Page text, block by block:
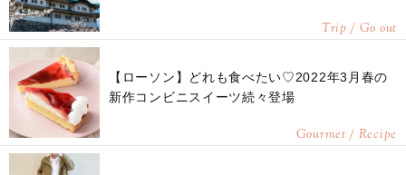
Trip / Go out
【ローソン】どれも食べたい♡2022年3月春の
新作コンビニスイーツ続々登場
Gourmet / Recipe